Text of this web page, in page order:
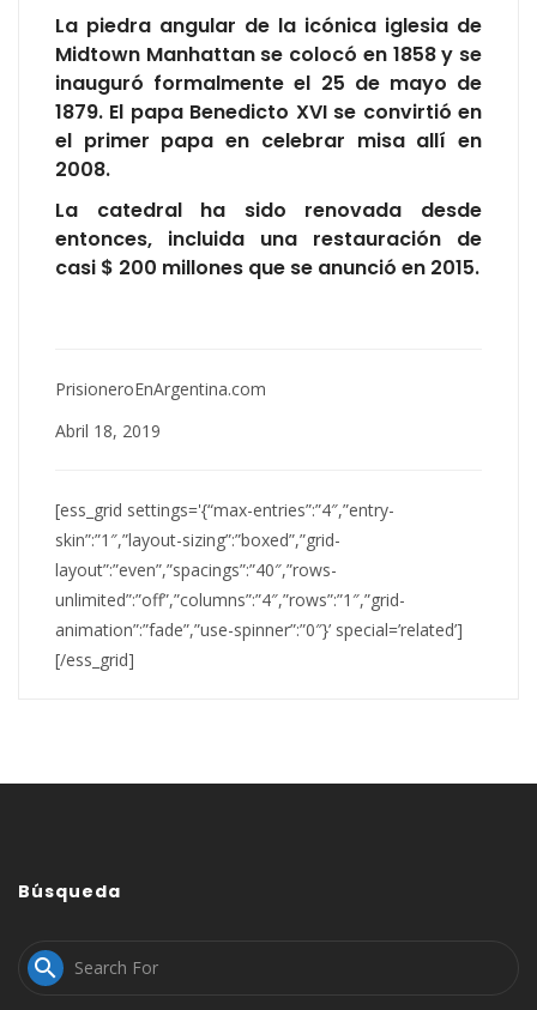
La piedra angular de la icónica iglesia de
Midtown Manhattan se colocó en 1858 y se
inauguró formalmente el 25 de mayo de
1879. El papa Benedicto XVI se convirtió en
el primer papa en celebrar misa allí en
2008.
La catedral ha sido renovada desde
entonces, incluida una restauración de
casi $ 200 millones que se anunció en 2015.
PrisioneroEnArgentina.com
Abril 18, 2019
[ess_grid settings='{“max-entries”:”4″,”entry-
skin”:”1″,”layout-sizing”:”boxed”,”grid-
layout”:”even”,”spacings”:”40″,”rows-
unlimited”:”off”,”columns”:”4″,”rows”:”1″,”grid-
animation”:”fade”,”use-spinner”:”0″}’ special=’related’]
[/ess_grid]
Búsqueda
